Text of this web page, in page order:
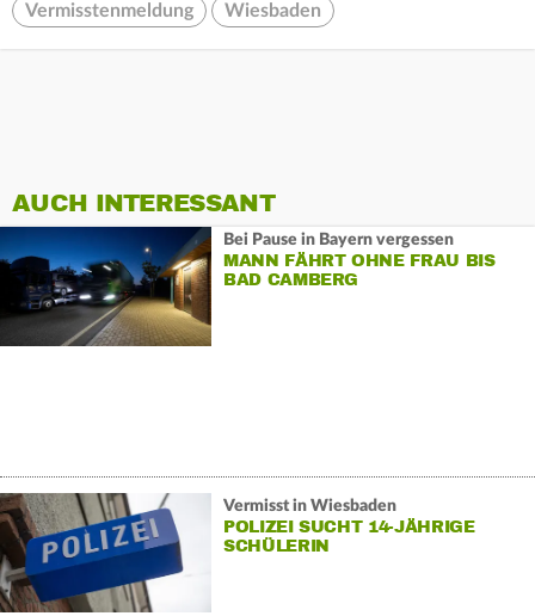
Vermisstenmeldung Wiesbaden
AUCH INTERESSANT
Bei Pause in Bayern vergessen
MANN FÄHRT OHNE FRAU BIS
BAD CAMBERG
Vermisst in Wiesbaden
POLIZEI SUCHT 14-JÄHRIGE
SCHÜLERIN